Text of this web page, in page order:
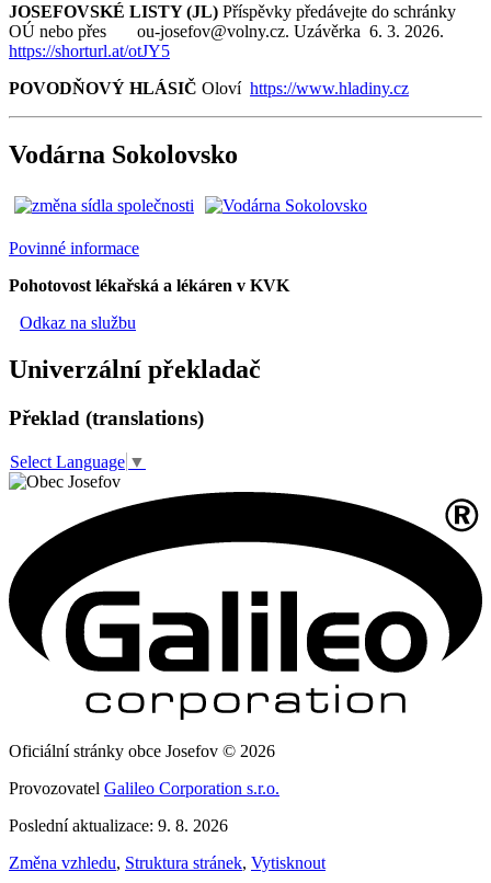
JOSEFOVSKÉ LISTY (JL) Příspěvky předávejte do schránky
OÚ nebo přes ou-josefov@volny.cz. Uzávěrka 6. 3. 2026.
https://shorturl.at/otJY5
POVODŇOVÝ HLÁSIČ Oloví https://www.hladiny.cz
Vodárna Sokolovsko
Povinné informace
Pohotovost lékařská a lékáren v KVK
Odkaz na službu
Univerzální překladač
Překlad (translations)
Select Language ▼
Oficiální stránky obce Josefov © 2026
Provozovatel Galileo Corporation s.r.o.
Poslední aktualizace: 9. 8. 2026
Změna vzhledu, Struktura stránek, Vytisknout